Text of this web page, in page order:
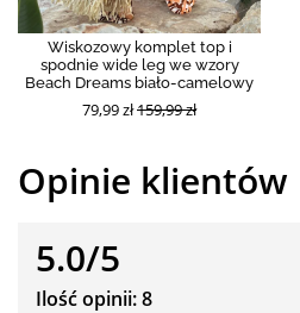
Wiskozowy komplet top i
spodnie wide leg we wzory
Beach Dreams biało-camelowy
79,99 zł159,99 zł
Opinie klientów
5.0/5
Ilość opinii: 8